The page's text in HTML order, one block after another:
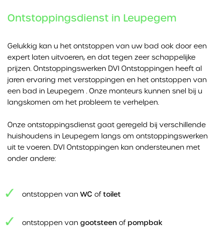
Ontstoppingsdienst in Leupegem
Gelukkig kan u het ontstoppen van uw bad ook door een
expert laten uitvoeren, en dat tegen zeer schappelijke
prijzen. Ontstoppingswerken DVI Ontstoppingen heeft al
jaren ervaring met verstoppingen en het ontstoppen van
een bad in Leupegem . Onze monteurs kunnen snel bij u
langskomen om het probleem te verhelpen.
Onze ontstoppingsdienst gaat geregeld bij verschillende
huishoudens in Leupegem langs om ontstoppingswerken
uit te voeren. DVI Ontstoppingen kan ondersteunen met
onder andere:
ontstoppen van WC of toilet
ontstoppen van gootsteen of pompbak